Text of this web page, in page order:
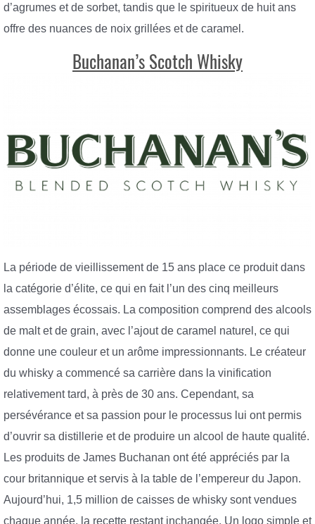
d’agrumes et de sorbet, tandis que le spiritueux de huit ans
offre des nuances de noix grillées et de caramel.
Buchanan’s Scotch Whisky
La période de vieillissement de 15 ans place ce produit dans
la catégorie d’élite, ce qui en fait l’un des cinq meilleurs
assemblages écossais. La composition comprend des alcools
de malt et de grain, avec l’ajout de caramel naturel, ce qui
donne une couleur et un arôme impressionnants. Le créateur
du whisky a commencé sa carrière dans la vinification
relativement tard, à près de 30 ans. Cependant, sa
persévérance et sa passion pour le processus lui ont permis
d’ouvrir sa distillerie et de produire un alcool de haute qualité.
Les produits de James Buchanan ont été appréciés par la
cour britannique et servis à la table de l’empereur du Japon.
Aujourd’hui, 1,5 million de caisses de whisky sont vendues
chaque année, la recette restant inchangée. Un logo simple et